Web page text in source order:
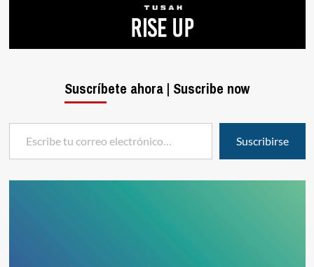
Suscríbete ahora | Suscribe now
Escribe tu correo electrónico…
Suscribirse